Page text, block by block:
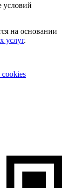
условий
на основании
услуг.